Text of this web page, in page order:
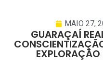
MAIO 27,
GUARAÇAÍ
EXPLORAÇÃO